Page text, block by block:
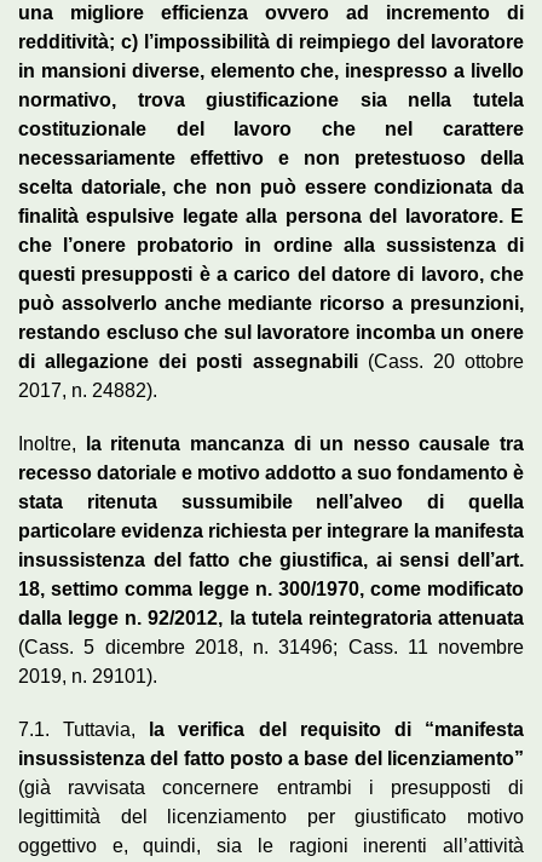
una migliore efficienza ovvero ad incremento di
redditività; c) l’impossibilità di reimpiego del lavoratore
in mansioni diverse, elemento che, inespresso a livello
normativo, trova giustificazione sia nella tutela
costituzionale del lavoro che nel carattere
necessariamente effettivo e non pretestuoso della
scelta datoriale, che non può essere condizionata da
finalità espulsive legate alla persona del lavoratore. E
che l’onere probatorio in ordine alla sussistenza di
questi presupposti è a carico del datore di lavoro, che
può assolverlo anche mediante ricorso a presunzioni,
restando escluso che sul lavoratore incomba un onere
di allegazione dei posti assegnabili(Cass. 20 ottobre
2017, n. 24882).
Inoltre,
la ritenuta mancanza di un nesso causale tra
recesso datoriale e motivo addotto a suo fondamento è
stata ritenuta sussumibile nell’alveo di quella
particolare evidenza richiesta per integrare la manifesta
insussistenza del fatto che giustifica, ai sensi dell’art.
18, settimo comma legge n. 300/1970, come modificato
dalla legge n. 92/2012, la tutela reintegratoria attenuata
(Cass. 5 dicembre 2018, n. 31496; Cass. 11 novembre
2019, n. 29101).
7.1. Tuttavia, la verifica del requisito di “manifesta
insussistenza del fatto posto a base del licenziamento”
(già ravvisata concernere entrambi i presupposti di
legittimità del licenziamento per giustificato motivo
oggettivo e, quindi, sia le ragioni inerenti all’attività